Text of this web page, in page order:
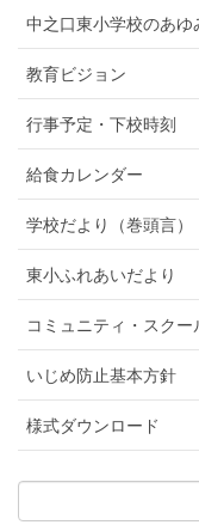
中之口東小学校のあゆ
教育ビジョン
行事予定・下校時刻
給食カレンダー
学校だより（巻頭言）
東小ふれあいだより
コミュニティ・スクー
いじめ防止基本方針
様式ダウンロード